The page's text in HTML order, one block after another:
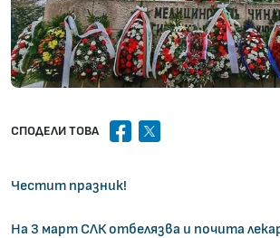
СПОДЕЛИ ТОВА facebook
x
Честит празник!
На 3 март СЛК отбелязва и почита